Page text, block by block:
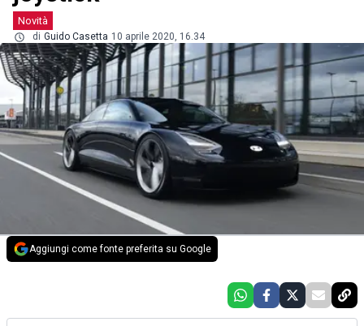
Novità
di Guido Casetta 10 aprile 2020, 16.34
Aggiungi come fonte preferita su Google